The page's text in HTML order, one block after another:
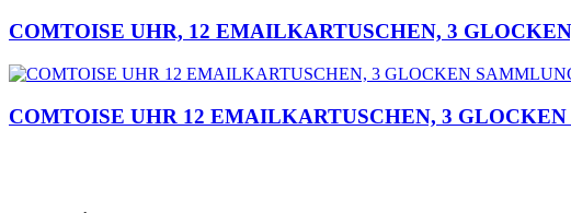
COMTOISE UHR, 12 EMAILKARTUSCHEN, 3
COMTOISE UHR 12 EMAILKARTUSCHEN, 3